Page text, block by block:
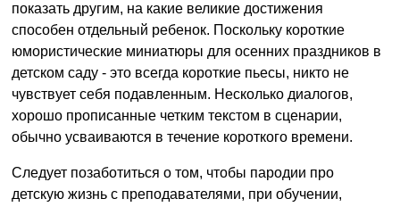
показать другим, на какие великие достижения
способен отдельный ребенок. Поскольку короткие
юмористические миниатюры для осенних праздников в
детском саду - это всегда короткие пьесы, никто не
чувствует себя подавленным. Несколько диалогов,
хорошо прописанные четким текстом в сценарии,
обычно усваиваются в течение короткого времени.
Следует позаботиться о том, чтобы пародии про
детскую жизнь с преподавателями, при обучении,